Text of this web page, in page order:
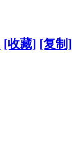
[收藏] [复制]